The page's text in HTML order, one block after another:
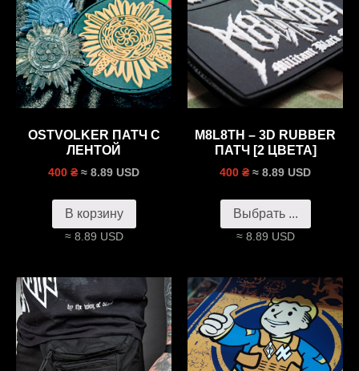
OSTVOLKER ПАТЧ С
ЛЕНТОЙ
400 ₴ ≈ 8.89 USD
В корзину
≈ 8.89 USD
M8L8TH – 3D RUBBER
ПАТЧ [2 ЦВЕТА]
400 ₴ ≈ 8.89 USD
Выбрать ...
≈ 8.89 USD